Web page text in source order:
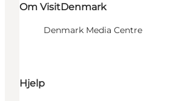
Om VisitDenmark
Denmark Media Centre
Hjelp